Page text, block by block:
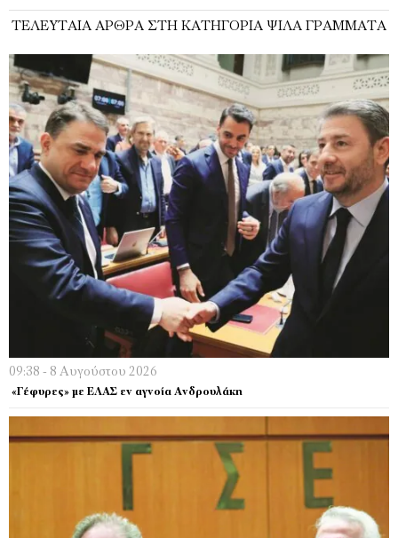
ΤΕΛΕΥΤΑΊΑ ΆΡΘΡΑ ΣΤΗ ΚΑΤΗΓΟΡΊΑ ΨΙΛΆ ΓΡΆΜΜΑΤΑ
09:38 - 8 Αυγούστου 2026
«Γέφυρες» με ΕΛΑΣ εν αγνοία Ανδρουλάκη